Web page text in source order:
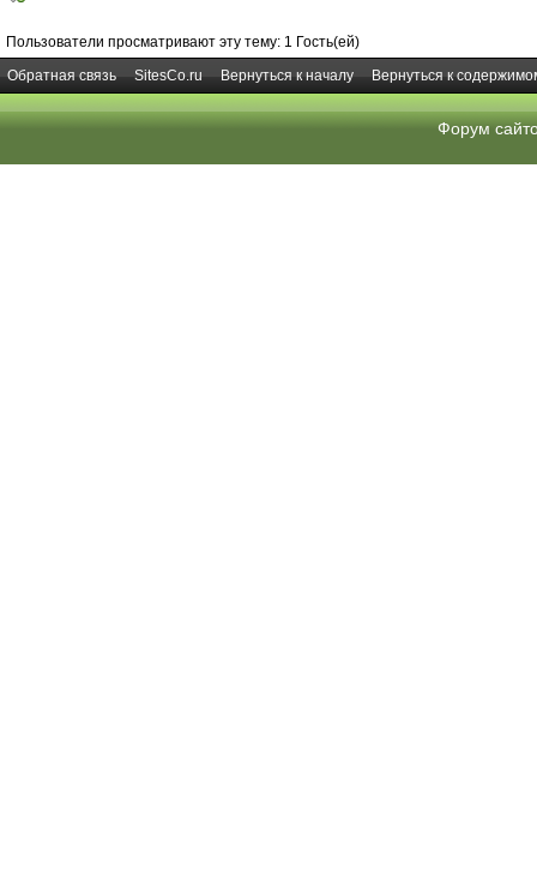
Пользователи просматривают эту тему: 1 Гость(ей)
Обратная связь
SitesCo.ru Вернуться к началу Вернуться к
Форум